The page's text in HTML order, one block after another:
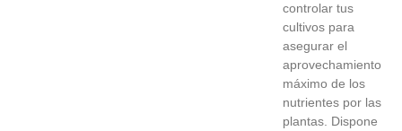
controlar tus
cultivos para
asegurar el
aprovechamiento
máximo de los
nutrientes por las
plantas. Dispone